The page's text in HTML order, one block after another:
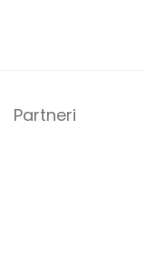
Partneri